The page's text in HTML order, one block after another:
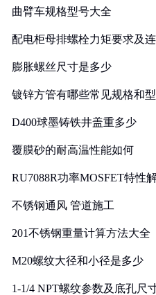
曲臂车规格型号大全
配电柜母排螺栓力矩要求及
膨胀螺丝尺寸是多少
镀锌方管有哪些常见规格和
D400球墨铸铁井盖重多少
覆膜砂的耐高温性能如何
RU7088R功率MOSFET特性
不锈钢通风 管道施工
201不锈钢重量计算方法大全
M20螺纹大径和小径是多少
1-1/4 NPT螺纹参数及底孔尺